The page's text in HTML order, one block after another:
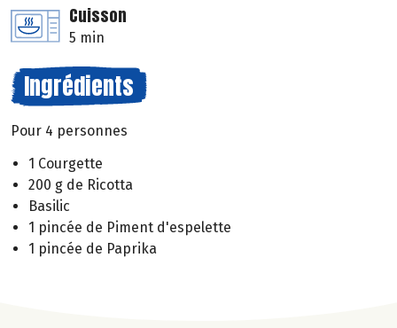
Cuisson
5 min
Ingrédients
Pour 4 personnes
1 Courgette
200 g de Ricotta
Basilic
1 pincée de Piment d'espelette
1 pincée de Paprika